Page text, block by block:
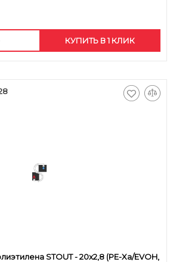
КУПИТЬ В 1 КЛИК
STOUT - 20x2,8 (PE-Xa/EVOH,